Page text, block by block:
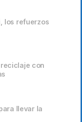
los refuerzos
con
llevar la